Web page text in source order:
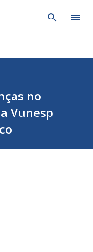
principal
no
Vunesp